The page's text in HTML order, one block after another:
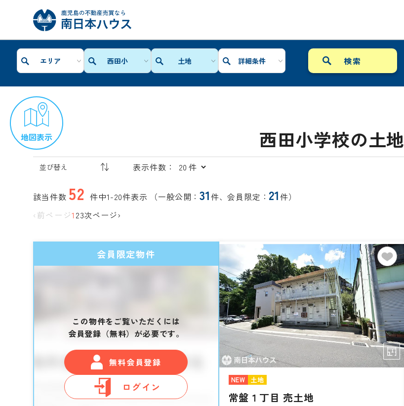
エリア 西田小 土地 詳細条件
地図表示 西田小学校の土地
表示件数：
該当件数 52 件中1-20件表示 （一般公開：31件、会員限定： 21件）
‹前ページ1 23次ページ›
会員限定物件
この物件をご覧いただくには
会員登録（無料）が必要です。
無料会員登録
ログイン
NEW 土地
常盤１丁目 売土地